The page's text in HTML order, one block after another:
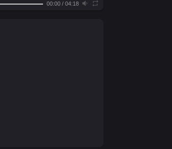
00:00/ 04:18